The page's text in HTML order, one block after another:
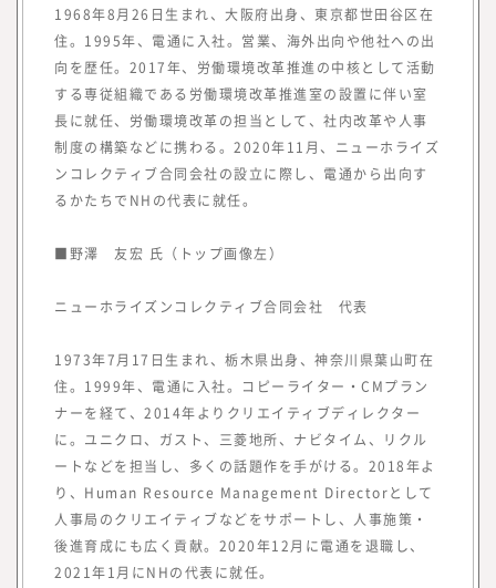
ロフェッショナル人材を活用する企業につい
ての調査・研究も行い、情報を提供していく
中で、企業の経営者や人事部、事業部の方よ
り「これらのノウハウや事例をもっと知りた
い」といった声を多くいただく機会が増えま
した。
また、昨今、オープンイノベーションやリス
キリングに関するお問い合わせや引き合いも
ークス総合研究所』にて、外部人材活用や新
規事業、人的資本経営／リスキリング、サス
テナビリティに関する調査・研究、情報を提
供していく事としました。
現在、みらいワークスに登録いただいている
プロフェッショナル人材は8万名を越えまし
た。国内最大級のプロフェッショナル人材の
ためのプラットフォームとして、多くのプロ
フェッショナル人材の働き方や、企業でのプ
ロフェッショナル人材の採用・活用を見てき
た知見をもって、フラットな目線で「本当に
必要とされる情報」を提供していきたいと思
1968年8月26日生まれ、大阪府出身、東京都世田谷区在
住。1995年、電通に入社。営業、海外出向や他社への出
向を歴任。2017年、労働環境改革推進の中核として活動
する専従組織である労働環境改革推進室の設置に伴い室
長に就任、労働環境改革の担当として、社内改革や人事
制度の構築などに携わる。2020年11月、ニューホライズ
ンコレクティブ合同会社の設立に際し、電通から出向す
るかたちでNHの代表に就任。
■野澤 友宏 氏（トップ画像左）
ニューホライズンコレクティブ合同会社 代表
1973年7月17日生まれ、栃木県出身、神奈川県葉山町在
住。1999年、電通に入社。コピーライター・CMプラン
ナーを経て、2014年よりクリエイティブディレクター
に。ユニクロ、ガスト、三菱地所、ナビタイム、リクル
ートなどを担当し、多くの話題作を手がける。2018年よ
り、Human Resource Management Directorとして
人事局のクリエイティブなどをサポートし、人事施策・
後進育成にも広く貢献。2020年12月に電通を退職し、
2021年1月にNHの代表に就任。